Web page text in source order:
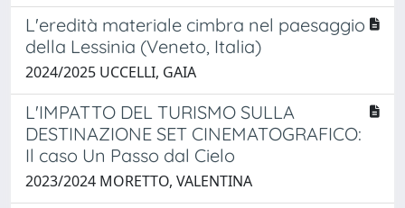
L'eredità materiale cimbra nel paesaggio
della Lessinia (Veneto, Italia)
2024/2025 UCCELLI, GAIA
L'IMPATTO DEL TURISMO SULLA
DESTINAZIONE SET CINEMATOGRAFICO:
Il caso Un Passo dal Cielo
2023/2024 MORETTO, VALENTINA